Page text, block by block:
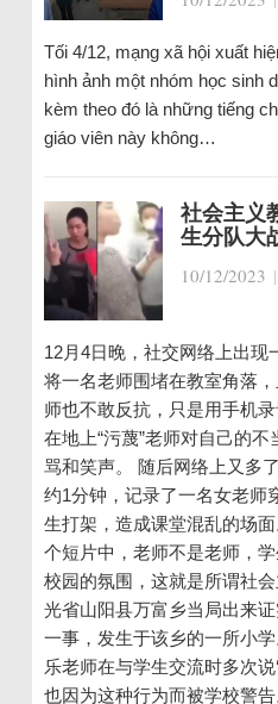
Tối 4/12, mạng xã hội xuất
hình ảnh một nhóm học sinh
kèm theo đó là những tiếng
giáo viên này không…
社会主义
生分队大
10/12/2023 |
12月4日晚，社交网络上出现
将一名老师围堵在教室角落
师也不敢反抗，只是用手机
在地上“污蔑”老师对自己的
骂和笑声。 随后网络上又多
约1分钟，记录了一名女老师
生打架，造成课堂混乱的场
个短片中，老师不是老师，
校园的氛围，这就是所谓社
光省山阳县万富乡当局出来
一事，发生于该乡的一所小
乐老师在与学生交流时多次说
也因为这种行为而被学校警